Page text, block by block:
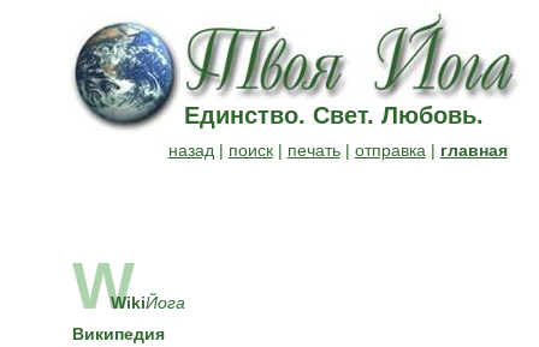
Единство. Свет. Любовь.
назад | поиск| печать| отправка | главная
W
WikiЙога
Википедия